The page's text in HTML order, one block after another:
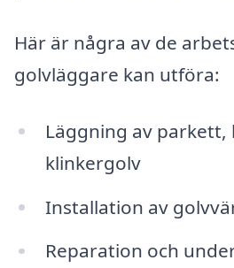
Här är några av de
golvläggare kan utföra:
Läggning av parkett,
klinkergolv
Installation av
Reparation och